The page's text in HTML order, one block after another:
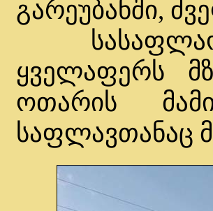
გარეუბანში,
სასაფლაო
ყველაფერს
ოთარის
საფლავთანაც